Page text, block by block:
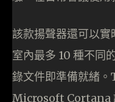
該款揚聲器還可以
室內最多 10 種不同
錄文件即準備就緒。
Microsoft Cortana